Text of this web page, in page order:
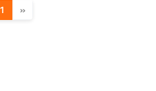
1 »